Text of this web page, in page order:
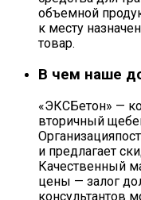
объемной
к месту
товар.
В чем наше
«ЭКСБетон» —
вторичный
и предлагает
Качественный
цены — залог
консультантов